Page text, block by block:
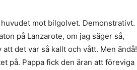
mot bilgolvet. Demonstrativt.
på Lanzarote, om jag säger så,
det var så kallt och vått. Men ändå!
på. Pappa fick den äran att föreviga